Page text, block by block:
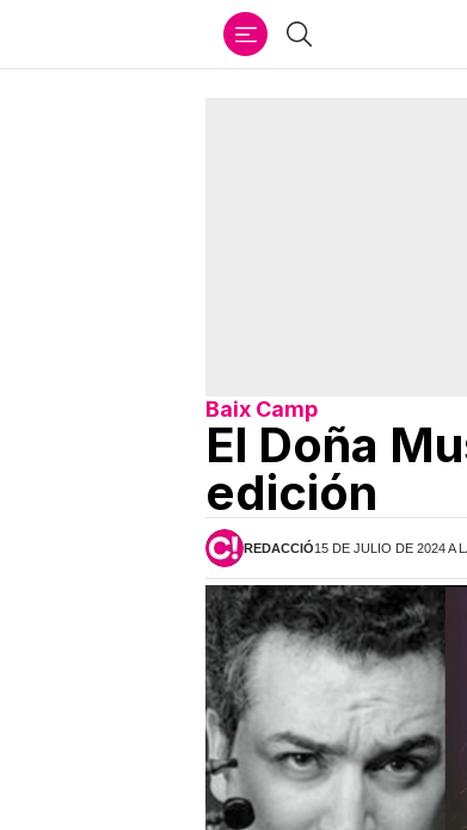
Buscar
Baix Camp
El Doña
edición
REDACCIÓ15 DE JULIO DE 2024 A